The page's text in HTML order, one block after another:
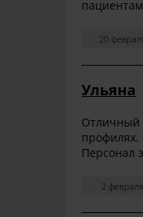
20
Ульяна
Отличный
профилях.
Персонал
2